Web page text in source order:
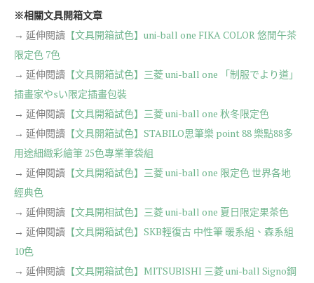
※相關文具開箱文章
→ 延伸閱讀 【文具開箱試色】uni-ball one FIKA COLOR 悠閒午茶
限定色 7色
→ 延伸閱讀 【文具開箱試色】三菱 uni-ball one 「制服でより道」
插畫家やsい限定插畫包裝
→ 延伸閱讀 【文具開箱試色】三菱 uni-ball one 秋冬限定色
→ 延伸閱讀 【文具開箱試色】STABILO思筆樂 point 88 樂點88多
用途細緻彩繪筆 25色專業筆袋組
→ 延伸閱讀 【文具開箱試色】三菱 uni-ball one 限定色 世界各地
經典色
→ 延伸閱讀 【文具開相試色】三菱 uni-ball one 夏日限定果茶色
→ 延伸閱讀 【文具開箱試色】SKB輕復古 中性筆 暖系組、森系組
10色
→ 延伸閱讀 【文具開箱試色】MITSUBISHI 三菱 uni-ball Signo鋼